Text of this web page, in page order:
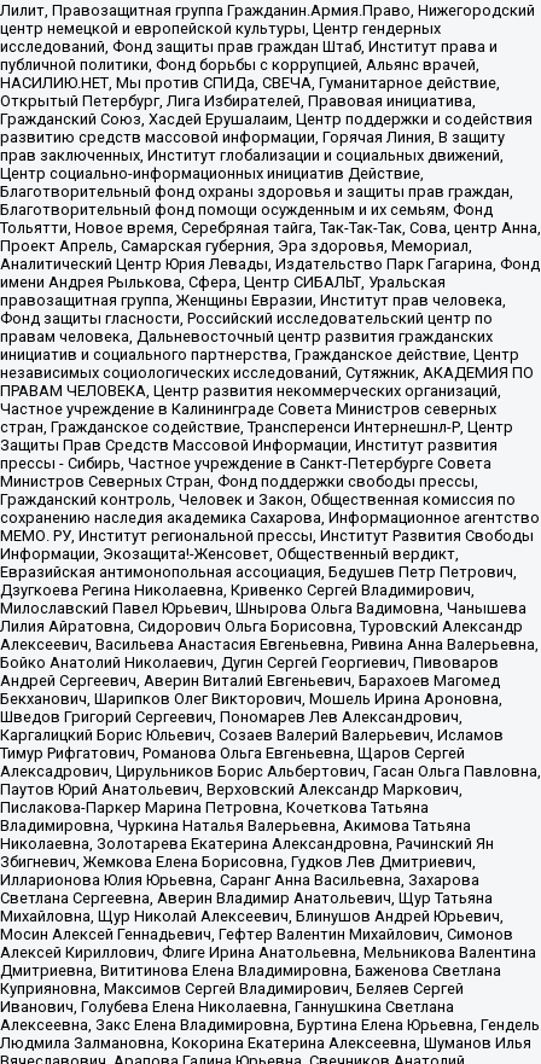
Лилит, Правозащитная группа Гражданин.Армия.Право, Нижегородский
центр немецкой и европейской культуры, Центр гендерных
исследований, Фонд защиты прав граждан Штаб, Институт права и
публичной политики, Фонд борьбы с коррупцией, Альянс врачей,
НАСИЛИЮ.НЕТ, Мы против СПИДа, СВЕЧА, Гуманитарное действие,
Открытый Петербург, Лига Избирателей, Правовая инициатива,
Гражданский Союз, Хасдей Ерушалаим, Центр поддержки и содействия
развитию средств массовой информации, Горячая Линия, В защиту
прав заключенных, Институт глобализации и социальных движений,
Центр социально-информационных инициатив Действие,
Благотворительный фонд охраны здоровья и защиты прав граждан,
Благотворительный фонд помощи осужденным и их семьям, Фонд
Тольятти, Новое время, Серебряная тайга, Так-Так-Так, Сова, центр Анна,
Проект Апрель, Самарская губерния, Эра здоровья, Мемориал,
Аналитический Центр Юрия Левады, Издательство Парк Гагарина, Фонд
имени Андрея Рылькова, Сфера, Центр СИБАЛЬТ, Уральская
правозащитная группа, Женщины Евразии, Институт прав человека,
Фонд защиты гласности, Российский исследовательский центр по
правам человека, Дальневосточный центр развития гражданских
инициатив и социального партнерства, Гражданское действие, Центр
независимых социологических исследований, Сутяжник, АКАДЕМИЯ ПО
ПРАВАМ ЧЕЛОВЕКА, Центр развития некоммерческих организаций,
Частное учреждение в Калининграде Совета Министров северных
стран, Гражданское содействие, Трансперенси Интернешнл-Р, Центр
Защиты Прав Средств Массовой Информации, Институт развития
прессы - Сибирь, Частное учреждение в Санкт-Петербурге Совета
Министров Северных Стран, Фонд поддержки свободы прессы,
Гражданский контроль, Человек и Закон, Общественная комиссия по
сохранению наследия академика Сахарова, Информационное агентство
МЕМО. РУ, Институт региональной прессы, Институт Развития Свободы
Информации, Экозащита!-Женсовет, Общественный вердикт,
Евразийская антимонопольная ассоциация, Бедушев Петр Петрович,
Дзугкоева Регина Николаевна, Кривенко Сергей Владимирович,
Милославский Павел Юрьевич, Шнырова Ольга Вадимовна, Чанышева
Лилия Айратовна, Сидорович Ольга Борисовна, Туровский Александр
Алексеевич, Васильева Анастасия Евгеньевна, Ривина Анна Валерьевна,
Бойко Анатолий Николаевич, Дугин Сергей Георгиевич, Пивоваров
Андрей Сергеевич, Аверин Виталий Евгеньевич, Барахоев Магомед
Бекханович, Шарипков Олег Викторович, Мошель Ирина Ароновна,
Шведов Григорий Сергеевич, Пономарев Лев Александрович,
Каргалицкий Борис Юльевич, Созаев Валерий Валерьевич, Исламов
Тимур Рифгатович, Романова Ольга Евгеньевна, Щаров Сергей
Алексадрович, Цирульников Борис Альбертович, Гасан Ольга Павловна,
Паутов Юрий Анатольевич, Верховский Александр Маркович,
Пислакова-Паркер Марина Петровна, Кочеткова Татьяна
Владимировна, Чуркина Наталья Валерьевна, Акимова Татьяна
Николаевна, Золотарева Екатерина Александровна, Рачинский Ян
Збигневич, Жемкова Елена Борисовна, Гудков Лев Дмитриевич,
Илларионова Юлия Юрьевна, Саранг Анна Васильевна, Захарова
Светлана Сергеевна, Аверин Владимир Анатольевич, Щур Татьяна
Михайловна, Щур Николай Алексеевич, Блинушов Андрей Юрьевич,
Мосин Алексей Геннадьевич, Гефтер Валентин Михайлович, Симонов
Алексей Кириллович, Флиге Ирина Анатольевна, Мельникова Валентина
Дмитриевна, Вититинова Елена Владимировна, Баженова Светлана
Куприяновна, Максимов Сергей Владимирович, Беляев Сергей
Иванович, Голубева Елена Николаевна, Ганнушкина Светлана
Алексеевна, Закс Елена Владимировна, Буртина Елена Юрьевна, Гендель
Людмила Залмановна, Кокорина Екатерина Алексеевна, Шуманов Илья